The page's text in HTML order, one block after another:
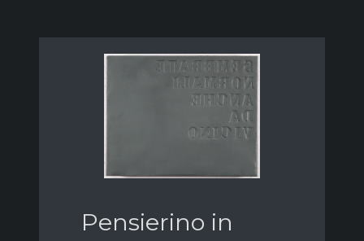
Pensierino in